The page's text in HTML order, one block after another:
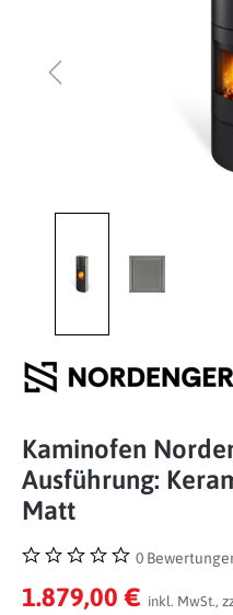
Kaminofen
Ausführung:
Matt
Durchschnittliche Bewertung
0
1.879,00 € inkl. MwSt.,